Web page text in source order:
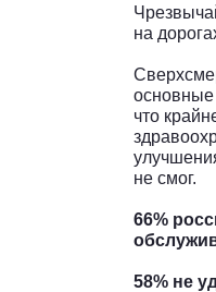
на
основные
что
не смог.
66%
58% не